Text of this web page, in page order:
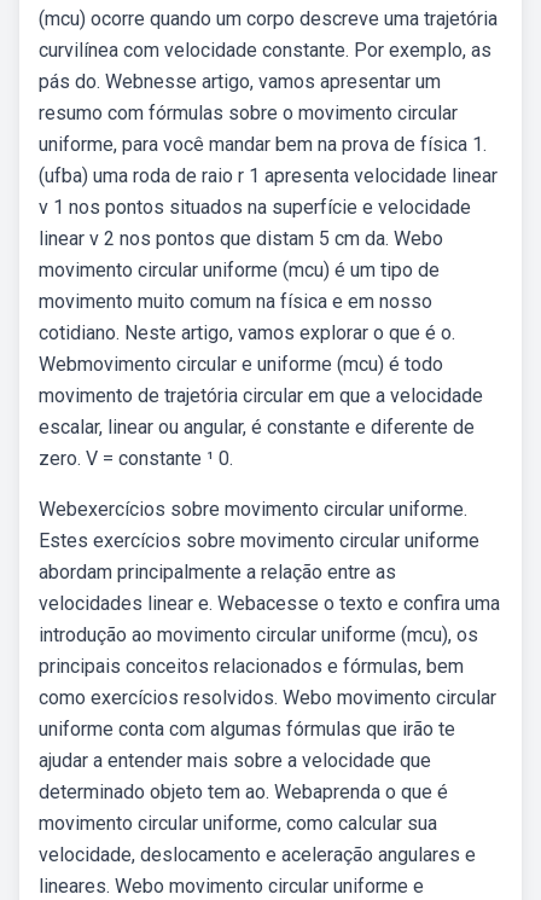
(mcu) ocorre quando um corpo descreve uma trajetória
curvilínea com velocidade constante. Por exemplo, as
pás do. Webnesse artigo, vamos apresentar um
resumo com fórmulas sobre o movimento circular
uniforme, para você mandar bem na prova de física 1.
(ufba) uma roda de raio r 1 apresenta velocidade linear
v 1 nos pontos situados na superfície e velocidade
linear v 2 nos pontos que distam 5 cm da. Webo
movimento circular uniforme (mcu) é um tipo de
movimento muito comum na física e em nosso
cotidiano. Neste artigo, vamos explorar o que é o.
Webmovimento circular e uniforme (mcu) é todo
movimento de trajetória circular em que a velocidade
escalar, linear ou angular, é constante e diferente de
zero. V = constante ¹ 0.
Webexercícios sobre movimento circular uniforme.
Estes exercícios sobre movimento circular uniforme
abordam principalmente a relação entre as
velocidades linear e. Webacesse o texto e confira uma
introdução ao movimento circular uniforme (mcu), os
principais conceitos relacionados e fórmulas, bem
como exercícios resolvidos. Webo movimento circular
uniforme conta com algumas fórmulas que irão te
ajudar a entender mais sobre a velocidade que
determinado objeto tem ao. Webaprenda o que é
movimento circular uniforme, como calcular sua
velocidade, deslocamento e aceleração angulares e
lineares. Webo movimento circular uniforme e